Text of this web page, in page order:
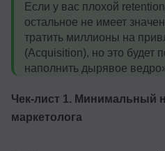
Если у вас плохой
остальное не имеет
тратить миллионы на
(Acquisition), но это будет
наполнить дырявое
Чек-лист 1. Минимальный
маркетолога